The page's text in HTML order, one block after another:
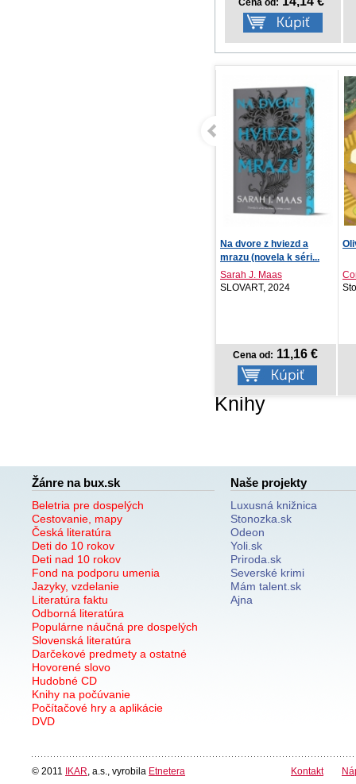
Cena od:
Na dvore z hviezd a
mrazu (novela k séri...
Sarah J. Maas
SLOVART, 2024
Cena od: 11,16 €
Knihy
Žánre na bux.sk
Beletria pre dospelých
Cestovanie, mapy
Česká literatúra
Deti do 10 rokov
Deti nad 10 rokov
Fond na podporu umenia
Jazyky, vzdelanie
Literatúra faktu
Odborná literatúra
Populárne náučná pre dospelých
Slovenská literatúra
Darčekové predmety a ostatné
Hovorené slovo
Hudobné CD
Knihy na počúvanie
Počítačové hry a aplikácie
DVD
Naše projekty
Luxusná knižnica
Stonozka.sk
Odeon
Yoli.sk
Priroda.sk
Severské krimi
Mám talent.sk
Ajna
© 2011 IKAR , a.s., vyrobila Etnetera Kontakt